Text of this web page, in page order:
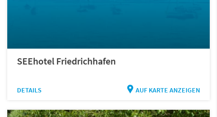
SEEhotel Friedrichhafen
DETAILS AUF KARTE ANZEIGEN